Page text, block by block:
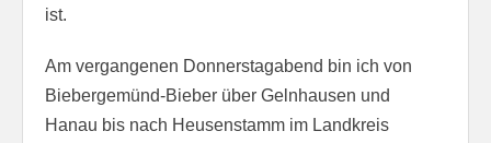
ist.
Am vergangenen Donnerstagabend bin ich von
Biebergemünd-Bieber über Gelnhausen und
Hanau bis nach Heusenstamm im Landkreis